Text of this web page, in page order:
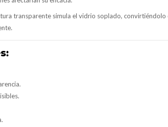
transparente simula el vidrio soplado,